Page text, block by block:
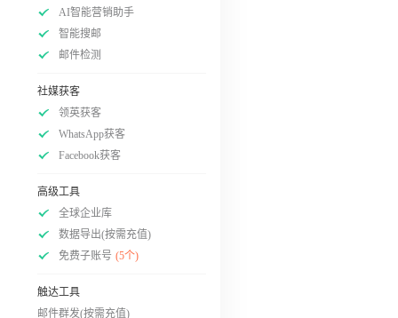
AI智能营销助手
智能搜邮
邮件检测
社媒获客
领英获客
WhatsApp获客
Facebook获客
高级工具
全球企业库
数据导出(按需充值)
免费子账号 (5个)
触达工具
邮件群发(按需充值)